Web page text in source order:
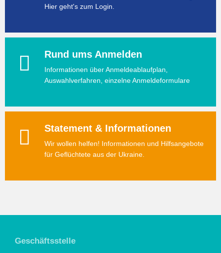
Hier geht's zum Login.
Rund ums Anmelden
Informationen über Anmeldeablaufplan,
Auswahlverfahren, einzelne Anmeldeformulare
Statement & Informationen
Wir wollen helfen! Informationen und Hilfsangebote
für Geflüchtete aus der Ukraine.
Geschäftsstelle